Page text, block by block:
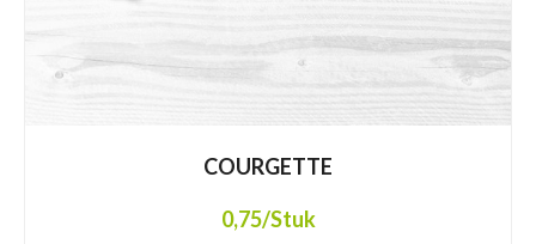
COURGETTE
0,75/Stuk